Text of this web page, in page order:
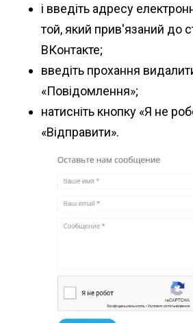
і введіть адресу
той, який прив'язаний до
ВКонтакте;
введіть прохання
«Повідомлення»;
натисніть кнопку «Я не
«Відправити».